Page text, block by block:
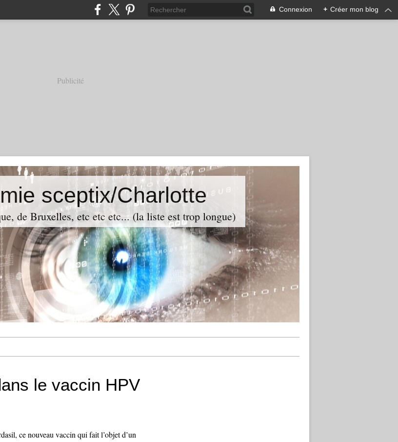
Connexion + Créer mon blog
Publicité
sceptix/Charlotte
de Bruxelles, etc etc etc... (la liste est trop longue)
le vaccin HPV
ce nouveau vaccin qui fait l’objet d’un